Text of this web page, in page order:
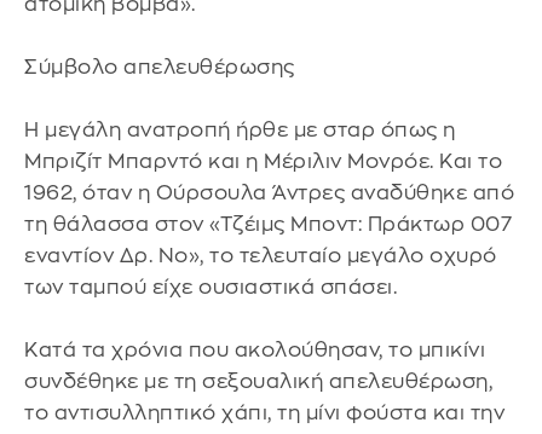
Σύμβολο απελευθέρωσης
Η μεγάλη ανατροπή ήρθε με σταρ όπως η
Μπριζίτ Μπαρντό και η Μέριλιν Μονρόε. Και το
1962, όταν η Ούρσουλα Άντρες αναδύθηκε από
τη θάλασσα στον «Τζέιμς Μποντ: Πράκτωρ 007
εναντίον Δρ. Νο», το τελευταίο μεγάλο οχυρό
των ταμπού είχε ουσιαστικά σπάσει.
Κατά τα χρόνια που ακολούθησαν, το μπικίνι
συνδέθηκε με τη σεξουαλική απελευθέρωση,
το αντισυλληπτικό χάπι, τη μίνι φούστα και την